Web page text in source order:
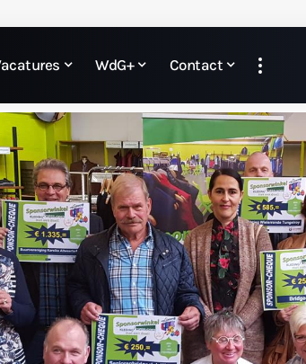
WdG+ Contact